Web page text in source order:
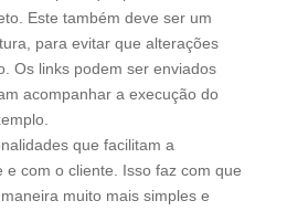
Este também deve ser um
para evitar que alterações
Os links podem ser enviados
acompanhar a execução do
que facilitam a
e com o cliente. Isso faz com que
muito mais simples e